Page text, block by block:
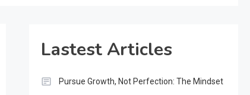
Lastest Articles
Pursue Growth, Not Perfection: The Mindset